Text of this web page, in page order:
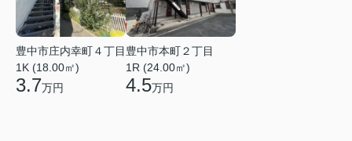
豊中市庄内幸町４丁目
1K (18.00㎡)
3.7万円
豊中市本町２丁目
1R (24.00㎡)
4.5万円